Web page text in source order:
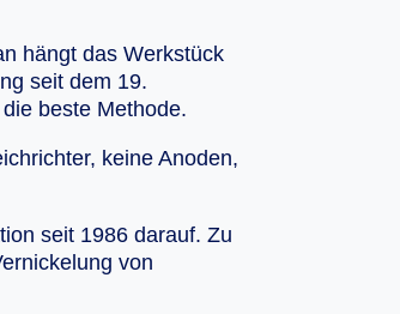
hängt das Werkstück
seit dem 19.
beste Methode.
keine Anoden,
seit 1986 darauf. Zu
von